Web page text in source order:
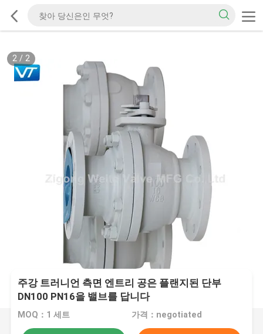
2/ 2
주강 트러니언 측면 엔트리 공은 플랜지된 단부
DN100 PN16을 밸브를 답니다
MOQ：1 세트 가격：negotiated